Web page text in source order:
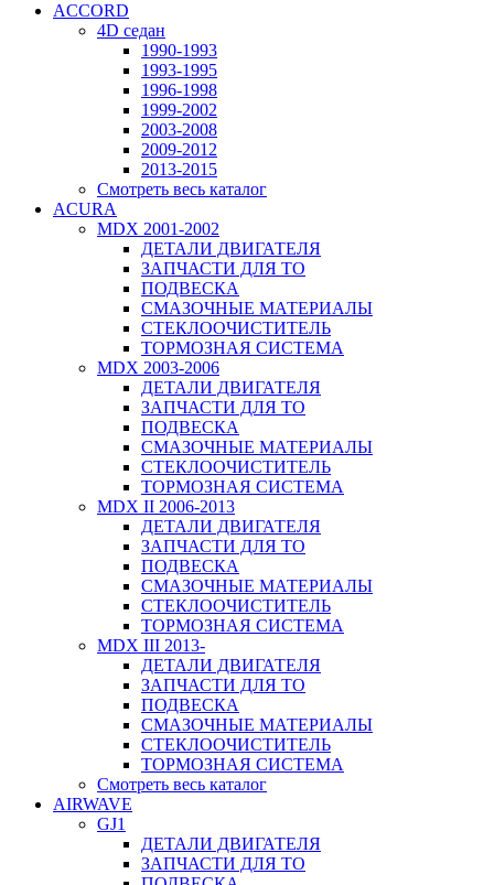
ACCORD
4D седан
1990-1993
1993-1995
1996-1998
1999-2002
2003-2008
2009-2012
2013-2015
Смотреть весь каталог
ACURA
MDX 2001-2002
ДЕТАЛИ ДВИГАТЕЛЯ
ЗАПЧАСТИ ДЛЯ ТО
ПОДВЕСКА
СМАЗОЧНЫЕ МАТЕРИАЛЫ
СТЕКЛООЧИСТИТЕЛЬ
ТОРМОЗНАЯ СИСТЕМА
MDX 2003-2006
ДЕТАЛИ ДВИГАТЕЛЯ
ЗАПЧАСТИ ДЛЯ ТО
ПОДВЕСКА
СМАЗОЧНЫЕ МАТЕРИАЛЫ
СТЕКЛООЧИСТИТЕЛЬ
ТОРМОЗНАЯ СИСТЕМА
MDX II 2006-2013
ДЕТАЛИ ДВИГАТЕЛЯ
ЗАПЧАСТИ ДЛЯ ТО
ПОДВЕСКА
СМАЗОЧНЫЕ МАТЕРИАЛЫ
СТЕКЛООЧИСТИТЕЛЬ
ТОРМОЗНАЯ СИСТЕМА
MDX III 2013-
ДЕТАЛИ ДВИГАТЕЛЯ
ЗАПЧАСТИ ДЛЯ ТО
ПОДВЕСКА
СМАЗОЧНЫЕ МАТЕРИАЛЫ
СТЕКЛООЧИСТИТЕЛЬ
ТОРМОЗНАЯ СИСТЕМА
Смотреть весь каталог
AIRWAVE
GJ1
ДЕТАЛИ ДВИГАТЕЛЯ
ЗАПЧАСТИ ДЛЯ ТО